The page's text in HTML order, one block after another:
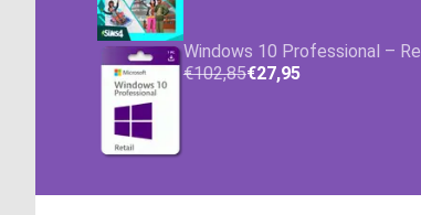
Windows 10 Professional –
€102,85€27,95